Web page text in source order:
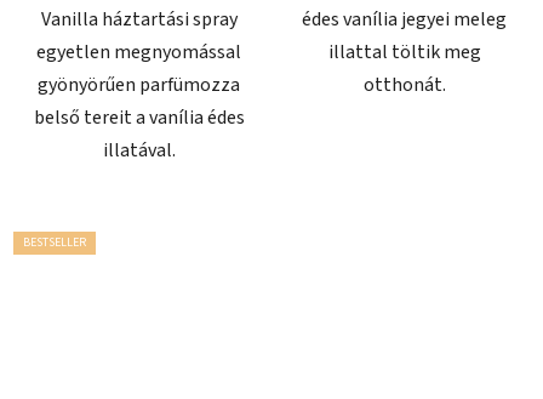
Vanilla háztartási spray
egyetlen megnyomással
gyönyörűen parfümozza
belső tereit a vanília édes
illatával.
édes vanília jegyei meleg
illattal töltik meg
otthonát.
BESTSELLER